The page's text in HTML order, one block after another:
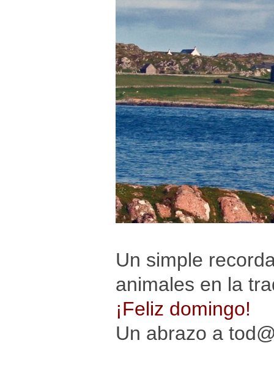
Un simple
animales en la
¡Feliz domingo!
Un abrazo a